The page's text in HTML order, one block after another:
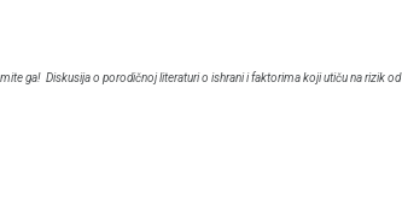
ga! Diskusija o porodičnoj literaturi o ishrani i faktorima koji utiču na rizik od